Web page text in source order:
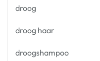
droog
droog haar
droogshampoo